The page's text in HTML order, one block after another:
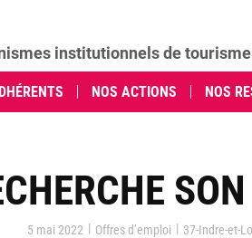
institutionnels de tourisme
NOS ACTIONS NOS
5 mai 2022 | Offres d’emploi | 37-Indre-et-